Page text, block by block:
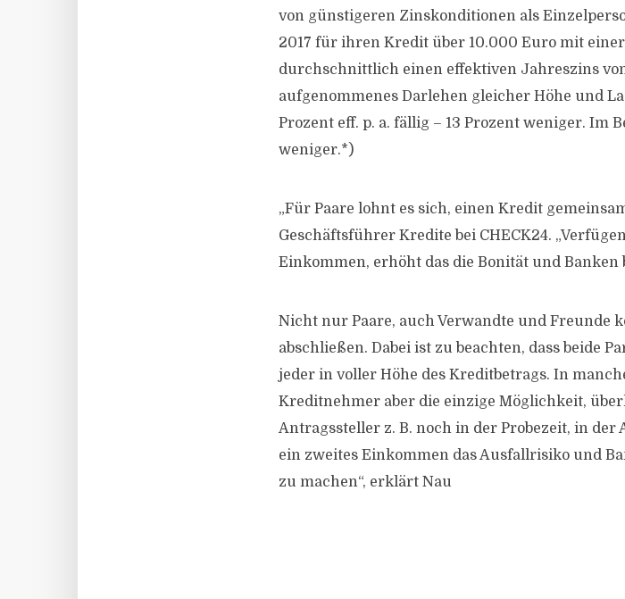
von günstigeren Zinskonditionen als
2017 für ihren Kredit über 10.000 Euro mit
durchschnittlich einen effektiven Jahreszins
aufgenommenes Darlehen gleicher Höhe und
Prozent eff. p. a. fällig – 13 Prozent weniger. Im
weniger.*)
„Für Paare lohnt es sich, einen Kredit
Geschäftsführer Kredite bei CHECK24.
Einkommen, erhöht das die Bonität und Banken
Nicht nur Paare, auch Verwandte und Freunde
abschließen. Dabei ist zu beachten, dass beide
jeder in voller Höhe des Kreditbetrags. In
Kreditnehmer aber die einzige Möglichkeit,
Antragssteller z. B. noch in der Probezeit, in
ein zweites Einkommen das Ausfallrisiko und
zu machen“, erklärt Nau